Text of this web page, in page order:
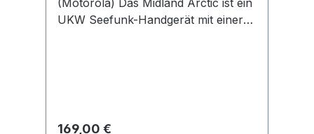
(Motorola) Das Midland Arctic ist ein
UKW Seefunk-Handgerät mit einer
Headsetbuchse nach Motorola-
Regulärer Preis:
169,00 €